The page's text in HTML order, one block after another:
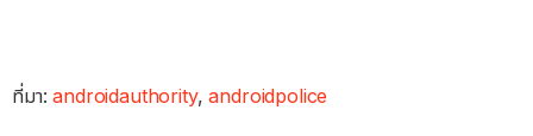
ที่มา:androidauthority,androidpolice